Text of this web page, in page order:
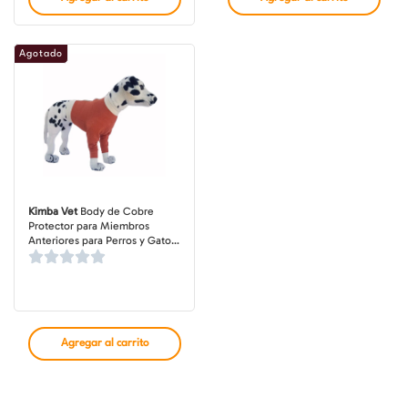
$20.490
hasta
$10.245
hasta
Kimba VetBody de Cobre
Protector para Miembros
Anteriores para Perros y Gatos,
Tecnología Antibacteriana
Agotado
Agregar al carrito